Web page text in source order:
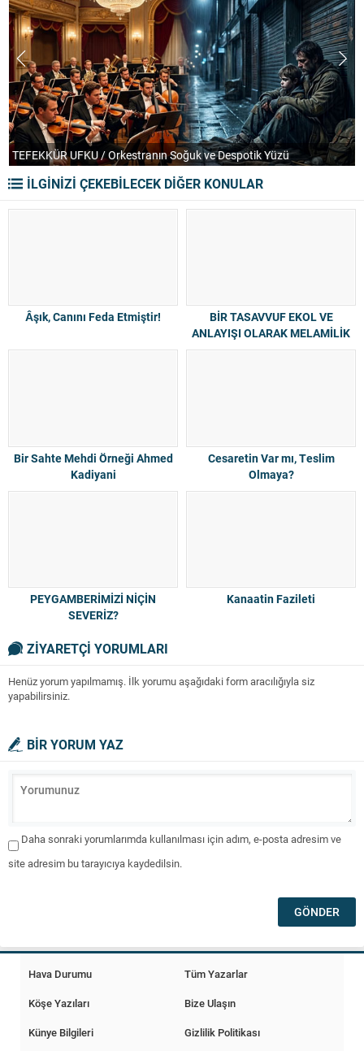
PARANTEZ / Haksızlıktan Hak Çıkmaz
İLGİNİZİ ÇEKEBİLECEK DİĞER KONULAR
Âşık, Canını Feda Etmiştir!
BİR TASAVVUF EKOL VE
ANLAYIŞI OLARAK MELAMİLİK
Bir Sahte Mehdi Örneği Ahmed
Kadiyani
Cesaretin Var mı, Teslim
Olmaya?
PEYGAMBERİMİZİ NİÇİN
SEVERİZ?
Kanaatin Fazileti
ZİYARETÇİ YORUMLARI
Henüz yorum yapılmamış. İlk yorumu aşağıdaki form aracılığıyla siz
yapabilirsiniz.
BİR YORUM YAZ
Daha sonraki yorumlarımda kullanılması için adım, e-posta adresim ve
site adresim bu tarayıcıya kaydedilsin.
Hava Durumu
Tüm Yazarlar
Köşe Yazıları
Bize Ulaşın
Künye Bilgileri
Gizlilik Politikası